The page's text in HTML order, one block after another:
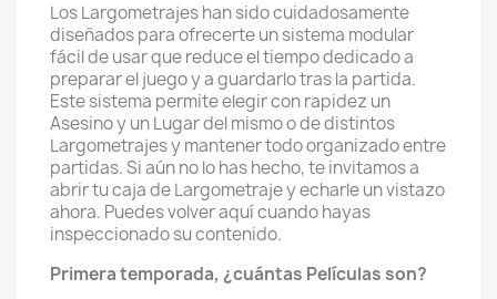
Los Largometrajes han sido cuidadosamente
diseñados para ofrecerte un sistema modular
fácil de usar que reduce el tiempo dedicado a
preparar el juego y a guardarlo tras la partida.
Este sistema permite elegir con rapidez un
Asesino y un Lugar del mismo o de distintos
Largometrajes y mantener todo organizado entre
partidas. Si aún no lo has hecho, te invitamos a
abrir tu caja de Largometraje y echarle un vistazo
ahora. Puedes volver aquí cuando hayas
inspeccionado su contenido.
Primera temporada, ¿cuántas Películas son?